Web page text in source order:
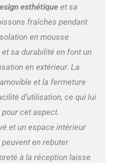
peut être utilisée
comme siège (max. 130 kg)
; la glacière peut être
avec un cadenas
interieur
cm; Poids 5,3 kg,
la glace jusqu'à 3
extérieur: HDPE;
entièrement en
esthétiqueet sa
fraîches pendant
en mousse
sa durabilité en font un
en extérieur. La
et la fermeture
d’utilisation, ce qui lui
cet aspect.
et un espace intérieur
en rebuter
à la réception laisse